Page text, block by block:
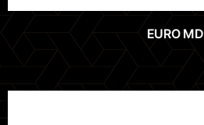
EURO MD